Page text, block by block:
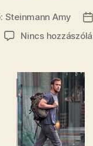
Steinmann Amy
Nincs